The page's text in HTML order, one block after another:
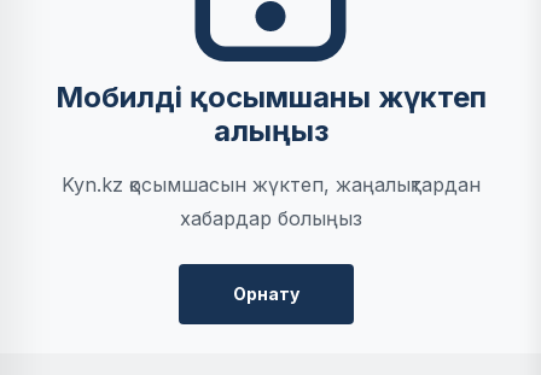
Мобилді қосымшаны жүктеп
алыңыз
Kyn.kz қосымшасын жүктеп, жаңалықтардан
хабардар болыңыз
Орнату